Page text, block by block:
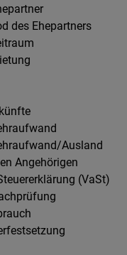
des Ehepartners
Ausland
Angehörigen
(VaSt)